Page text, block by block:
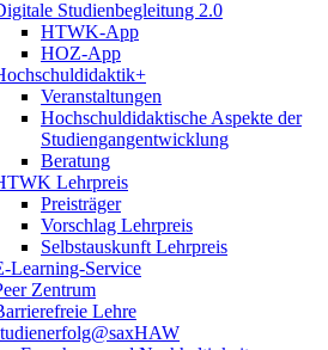
Studienbegleitung 2.0
HTWK-App
HOZ-App
Veranstaltungen
Hochschuldidaktische Aspekte der
Studiengangentwicklung
Beratung
Lehrpreis
Preisträger
Vorschlag Lehrpreis
Selbstauskunft Lehrpreis
Learning-Service
Zentrum
Lehre